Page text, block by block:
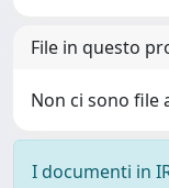
File in questo
Non ci sono file
I documenti in